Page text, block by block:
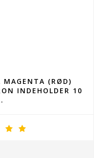
MAGENTA (RØD)
INDEHOLDER 10